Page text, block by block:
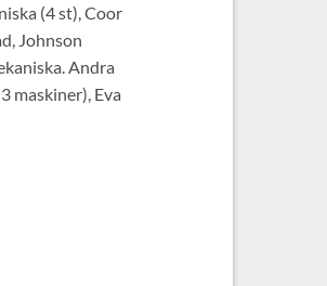
(4 st), Coor
Johnson
Andra
maskiner), Eva